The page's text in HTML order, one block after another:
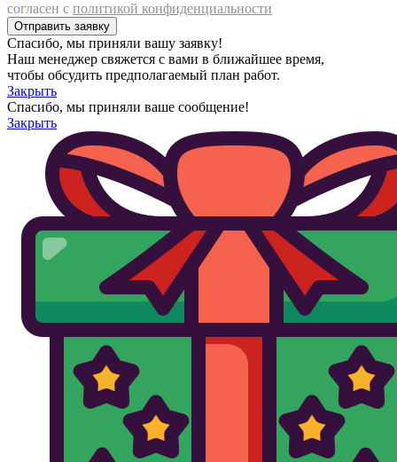
согласен с политикой конфиденциальности
Спасибо, мы приняли вашу заявку!
Наш менеджер свяжется с вами в ближайшее время,
чтобы обсудить предполагаемый план работ.
Закрыть
Спасибо, мы приняли ваше сообщение!
Закрыть